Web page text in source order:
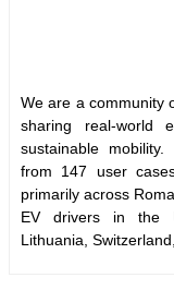
We are a community
sharing real-world
sustainable
from 147 user
primarily across
EV drivers in the
Lithuania,